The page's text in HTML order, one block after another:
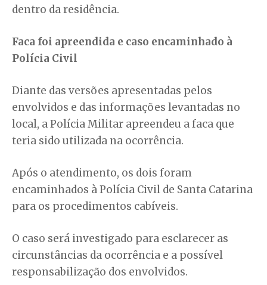
dentro da residência.
Faca foi apreendida e caso encaminhado à
Polícia Civil
Diante das versões apresentadas pelos
envolvidos e das informações levantadas no
local, a Polícia Militar apreendeu a faca que
teria sido utilizada na ocorrência.
Após o atendimento, os dois foram
encaminhados à Polícia Civil de Santa Catarina
para os procedimentos cabíveis.
O caso será investigado para esclarecer as
circunstâncias da ocorrência e a possível
responsabilização dos envolvidos.